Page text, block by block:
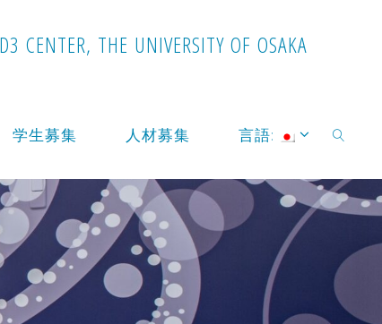
D3 CENTER, THE UNIVERSITY OF OSAKA
学生募集 人材募集 言語:
検索